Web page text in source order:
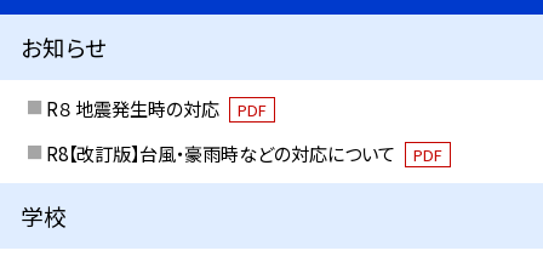
お知らせ
R８ 地震発生時の対応 PDF
R8【改訂版】台風・豪雨時などの対応について PDF
学校